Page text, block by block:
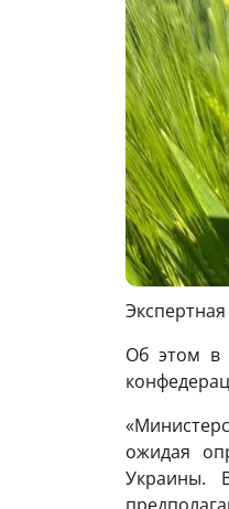
Об этом в
ожидая
Украины.